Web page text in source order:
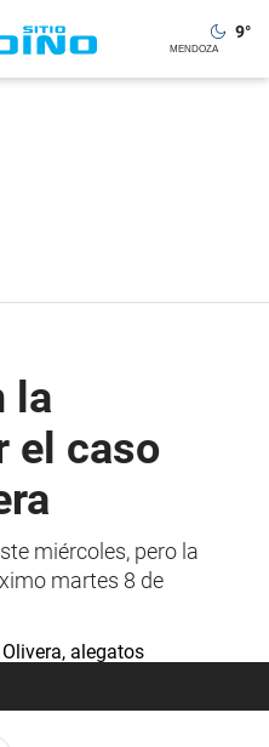
9°
la
el caso
miércoles, pero la
martes 8 de